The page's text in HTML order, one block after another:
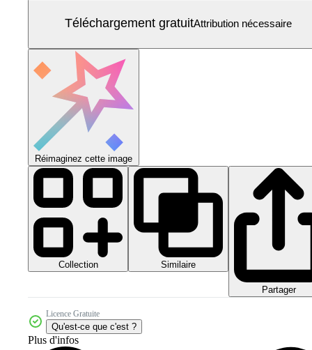
Téléchargement gratuitAttribution nécessaire
Réimaginez cette image
Collection Similaire
Partager
Licence Gratuite
Qu'est-ce que c'est ?
Plus d'infos